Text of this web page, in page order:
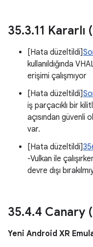
35.3.11 Kararlı
[Hata düzeltildi]
kullanıldığında
erişimi çalışmıyor
[Hata düzeltildi]
iş parçacıklı bir
açısından güvenli
var.
[Hata düzeltildi]
-Vulkan ile
devre dışı
35.4.4 Canary
Yeni Android XR